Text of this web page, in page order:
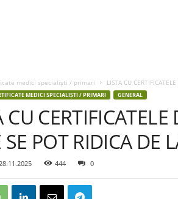
medici specialiști / primari LISTA CU
MEDICI SPECIALIȘTI / PRIMARI GENERAL
CU
SE POT RIDICA DE
444 0